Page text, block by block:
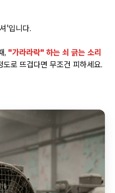
'입니다.
, "가라라락" 하는 쇠 긁는 소리
로 뜨겁다면 무조건 피하세요.